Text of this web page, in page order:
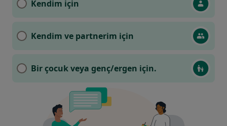
Kendim için
Kendim ve partnerim için
Bir çocuk veya genç/ergen için.